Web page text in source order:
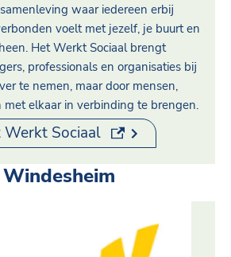
waar iedereen erbij
voelt met jezelf, je buurt en
Het Werkt Sociaal brengt
professionals en organisaties bij
te nemen, maar door mensen,
met elkaar in verbinding te brengen.
Sociaal (externe link)